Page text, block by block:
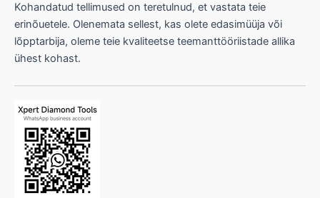
Kohandatud tellimused on teretulnud, et vastata teie
erinõuetele. Olenemata sellest, kas olete edasimüüja või
lõpptarbija, oleme teie kvaliteetse teemanttööriistade allika
ühest kohast.